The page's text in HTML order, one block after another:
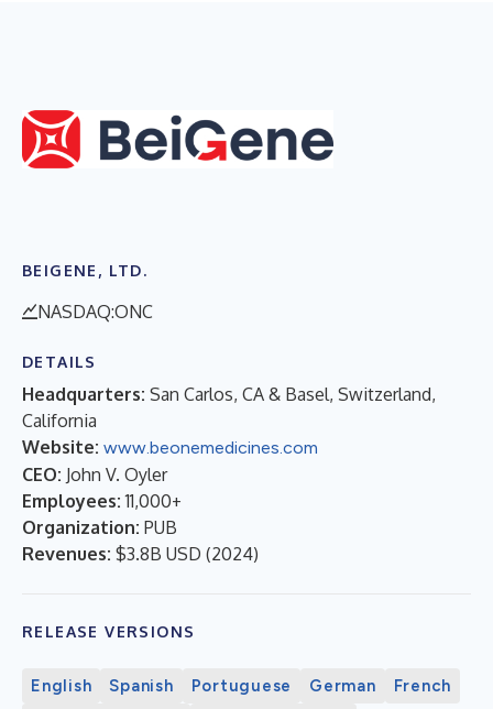
BEIGENE, LTD.
NASDAQ:ONC
DETAILS
Headquarters: San Carlos, CA & Basel, Switzerland,
California
Website: www.beonemedicines.com
CEO: John V. Oyler
Employees: 11,000+
Organization: PUB
Revenues: $3.8B USD (2024)
RELEASE VERSIONS
English Spanish Portuguese German
French